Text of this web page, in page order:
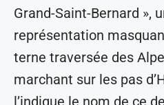
Grand-Saint-Bernard »,
représentation
terne traversée des
marchant sur les pas
l’indique le nom de ce